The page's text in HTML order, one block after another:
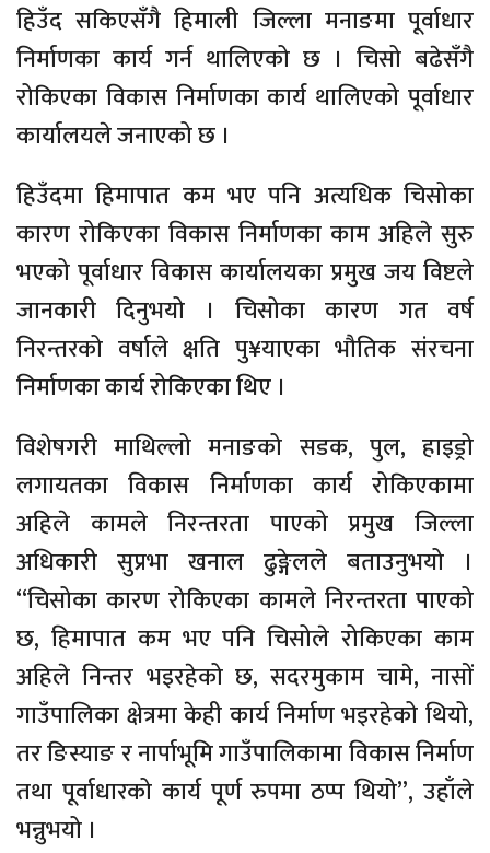
हिउँद सकिएसँगै हिमाली जिल्ला मनाङमा पूर्वाधार
निर्माणका कार्य गर्न थालिएको छ । चिसो बढेसँगै
रोकिएका विकास निर्माणका कार्य थालिएको पूर्वाधार
कार्यालयले जनाएको छ ।
हिउँदमा हिमापात कम भए पनि अत्यधिक चिसोका
कारण रोकिएका विकास निर्माणका काम अहिले सुरु
भएको पूर्वाधार विकास कार्यालयका प्रमुख जय विष्टले
जानकारी दिनुभयो । चिसोका कारण गत वर्ष
निरन्तरको वर्षाले क्षति पु¥याएका भौतिक संरचना
निर्माणका कार्य रोकिएका थिए ।
विशेषगरी माथिल्लो मनाङको सडक, पुल, हाइड्रो
लगायतका विकास निर्माणका कार्य रोकिएकामा
अहिले कामले निरन्तरता पाएको प्रमुख जिल्ला
अधिकारी सुप्रभा खनाल ढुङ्गेलले बताउनुभयो ।
“चिसोका कारण रोकिएका कामले निरन्तरता पाएको
छ, हिमापात कम भए पनि चिसोले रोकिएका काम
अहिले निन्तर भइरहेको छ, सदरमुकाम चामे, नासाें
गाउँपालिका क्षेत्रमा केही कार्य निर्माण भइरहेको थियो,
तर ङिस्याङ र नार्पाभूमि गाउँपालिकामा विकास निर्माण
तथा पूर्वाधारको कार्य पूर्ण रुपमा ठप्प थियो”, उहाँले
भन्नुभयो ।